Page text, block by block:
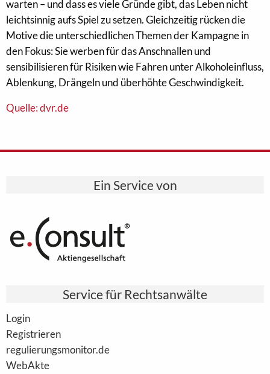
warten – und dass es viele Gründe gibt, das Leben nicht
leichtsinnig aufs Spiel zu setzen. Gleichzeitig rücken die
Motive die unterschiedlichen Themen der Kampagne in
den Fokus: Sie werben für das Anschnallen und
sensibilisieren für Risiken wie Fahren unter Alkoholeinfluss,
Ablenkung, Drängeln und überhöhte Geschwindigkeit.
Quelle: dvr.de
Ein Service von
Service für Rechtsanwälte
Login
Registrieren
regulierungsmonitor.de
WebAkte